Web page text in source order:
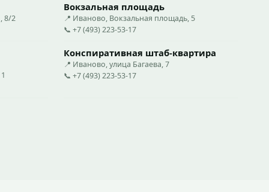
8/2
Вокзальная площадь
📍 Иваново, Вокзальная площадь, 5
📞 +7 (493) 223-53-17
Конспиративная штаб-квартира
📍 Иваново, улица Багаева, 7
📞 +7 (493) 223-53-17